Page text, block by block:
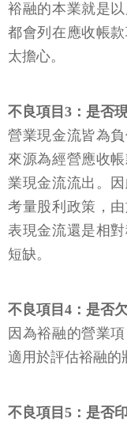
裕融的本業就是
都會列在應收帳
太擔心。
不良項目3：是否
營業現金流皆為
來源為經營應收
業現金流流出。
考量股利政策，
表現金流還是相
短缺。
不良項目4：是否
因為裕融的營業
適用於評估裕融的
不良項目5：是否